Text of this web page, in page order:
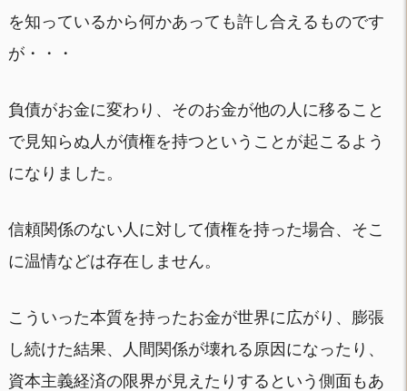
を知っているから何かあっても許し合えるものです
が・・・
負債がお金に変わり、そのお金が他の人に移ること
で見知らぬ人が債権を持つということが起こるよう
になりました。
信頼関係のない人に対して債権を持った場合、そこ
に温情などは存在しません。
こういった本質を持ったお金が世界に広がり、膨張
し続けた結果、人間関係が壊れる原因になったり、
資本主義経済の限界が見えたりするという側面もあ